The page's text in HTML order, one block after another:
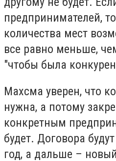
предпринимателей,
количества мест
все равно меньше,
"чтобы была
Махсма уверен, что
нужна, а потому
конкретным
будет. Договора
год, а дальше –